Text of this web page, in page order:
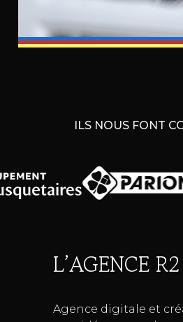
ILS NOUS FONT
L’AGENCE R2
Agence digitale et